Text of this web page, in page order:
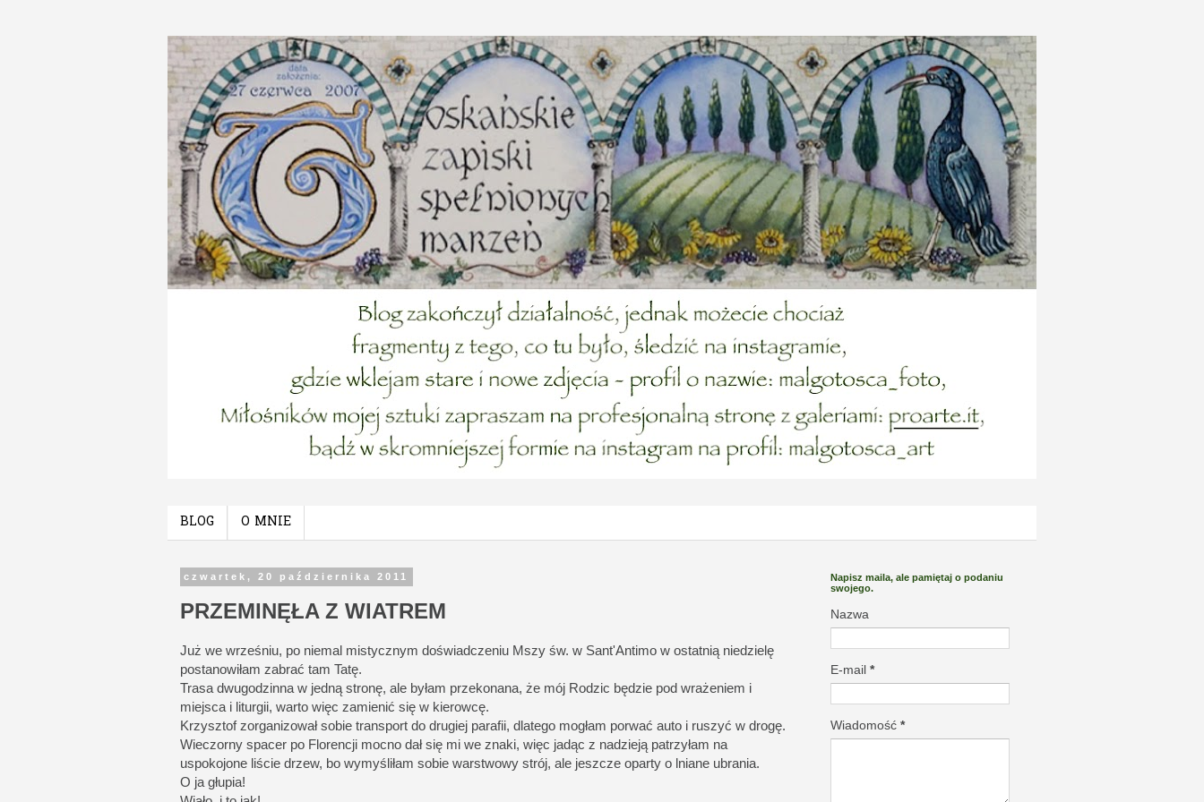
BLOG O MNIE
czwartek, 20 października 2011
PRZEMINĘŁA Z WIATREM
Już we wrześniu, po niemal mistycznym doświadczeniu Mszy św. w Sant'Antimo w ostatnią niedzielę
postanowiłam zabrać tam Tatę.
Trasa dwugodzinna w jedną stronę, ale byłam przekonana, że mój Rodzic będzie pod wrażeniem i
miejsca i liturgii, warto więc zamienić się w kierowcę.
Krzysztof zorganizował sobie transport do drugiej parafii, dlatego mogłam porwać auto i ruszyć w drogę.
Wieczorny spacer po Florencji mocno dał się mi we znaki, więc jadąc z nadzieją patrzyłam na
uspokojone liście drzew, bo wymyśliłam sobie warstwowy strój, ale jeszcze oparty o lniane ubrania.
O ja głupia!
Napisz maila, ale pamiętaj o podaniu
swojego.
Nazwa
E-mail *
Wiadomość *